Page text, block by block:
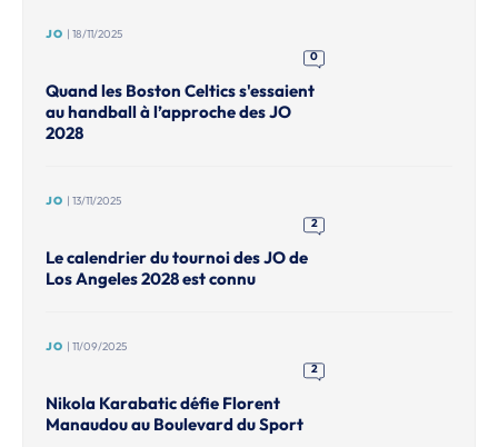
JO | 18/11/2025
0
Quand les Boston Celtics s'essaient
au handball à l’approche des JO
2028
JO | 13/11/2025
2
Le calendrier du tournoi des JO de
Los Angeles 2028 est connu
JO | 11/09/2025
2
Nikola Karabatic défie Florent
Manaudou au Boulevard du Sport